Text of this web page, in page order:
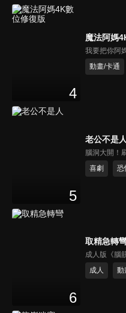
4
魔法阿媽
我要把你阿
動畫/卡通
5
老公不是人
腦洞大開！
喜劇
恐
6
取精急轉
成人版《腦
成人
動